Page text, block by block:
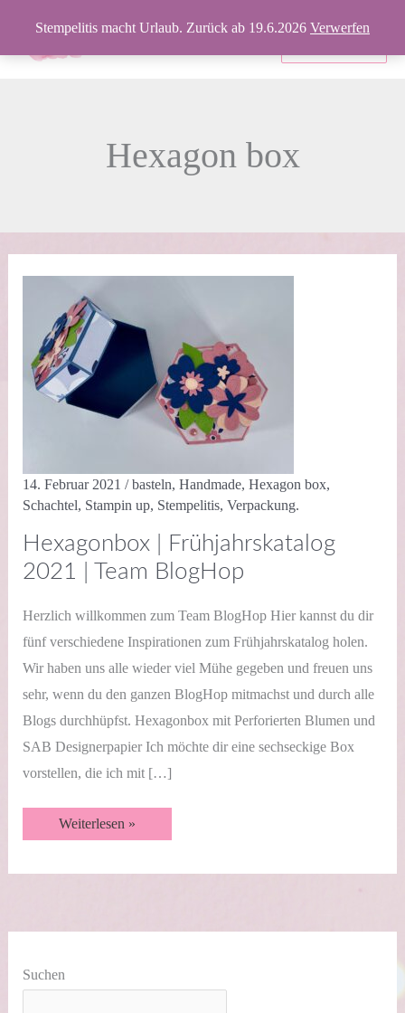
Stempelitis macht Urlaub. Zurück ab 19.6.2026 Verwerfen
springen
Produkte
Hexagon box
14. Februar 2021 /basteln, Handmade, Hexagon box,
Schachtel, Stampin up, Stempelitis, Verpackung.
Hexagonbox | Frühjahrskatalog
2021 | Team BlogHop
Herzlich willkommen zum Team BlogHop Hier kannst du dir
fünf verschiedene Inspirationen zum Frühjahrskatalog holen.
Wir haben uns alle wieder viel Mühe gegeben und freuen uns
sehr, wenn du den ganzen BlogHop mitmachst und durch alle
Blogs durchhüpfst. Hexagonbox mit Perforierten Blumen und
SAB Designerpapier Ich möchte dir eine sechseckige Box
vorstellen, die ich mit […]
Hexagonbox
|
Weiterlesen »
Suchen